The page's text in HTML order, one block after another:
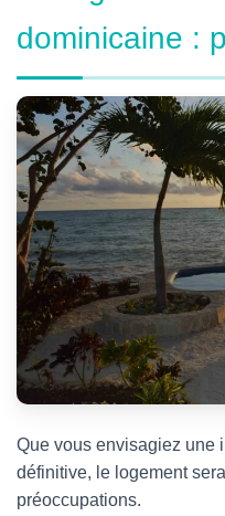
dominicaine :
Que vous envisagiez une
définitive, le logement
préoccupations.